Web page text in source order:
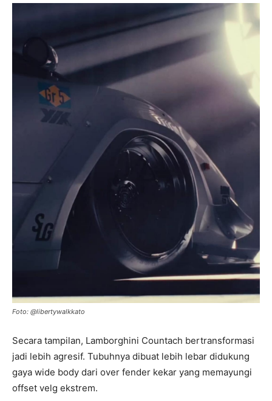
Foto: @libertywalkkato
Secara tampilan, Lamborghini Countach bertransformasi
jadi lebih agresif. Tubuhnya dibuat lebih lebar didukung
gaya wide body dari over fender kekar yang memayungi
offset velg ekstrem.